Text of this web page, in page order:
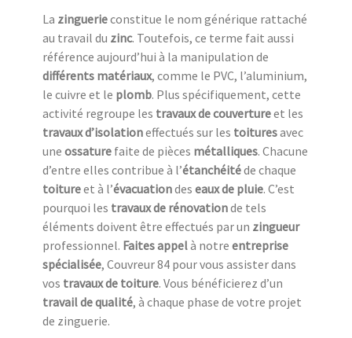
La zinguerieconstitue le nom générique rattaché
au travail du zinc. Toutefois, ce terme fait aussi
référence aujourd’hui à la manipulation de
différents matériaux, comme le PVC, l’aluminium,
le cuivre et le plomb. Plus spécifiquement, cette
activité regroupe les travaux de couvertureet les
travaux d’isolationeffectués sur les toituresavec
une ossature faite de pièces métalliques. Chacune
d’entre elles contribue à l’étanchéitéde chaque
toitureet à l’évacuationdes eaux de pluie. C’est
pourquoi les travaux de rénovationde tels
éléments doivent être effectués par un zingueur
professionnel. Faites appelà notre entreprise
spécialisée, Couvreur 84 pour vous assister dans
vos travaux de toiture. Vous bénéficierez d’un
travail de qualité, à chaque phase de votre projet
de zinguerie.